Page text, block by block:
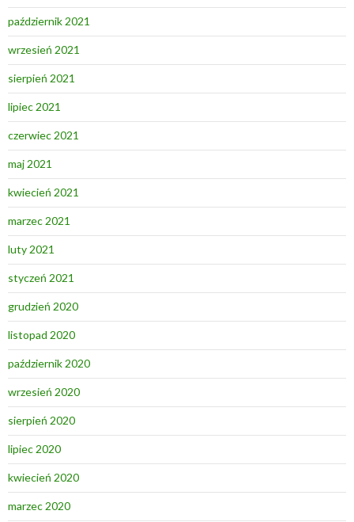
październik 2021
wrzesień 2021
sierpień 2021
lipiec 2021
czerwiec 2021
maj 2021
kwiecień 2021
marzec 2021
luty 2021
styczeń 2021
grudzień 2020
listopad 2020
październik 2020
wrzesień 2020
sierpień 2020
lipiec 2020
kwiecień 2020
marzec 2020